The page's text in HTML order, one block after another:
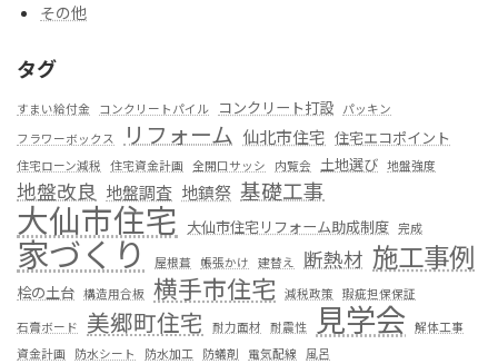
その他
タグ
すまい給付金 コンクリートパイル コンクリート打設 パッキン
フラワーボックス
リフォーム 仙北市住宅 住宅エコポイント
住宅ローン減税 住宅資金計画 全開口サッシ 内覧会 土地選び 地盤強度
地盤改良 地盤調査 地鎮祭 基礎工事
大仙市住宅 大仙市住宅リフォーム助成制度 完成
家づくり 屋根葺 帳張かけ 建替え 断熱材 施工事例
桧の土台 構造用合板 横手市住宅 減税政策 瑕疵担保保証
石膏ボード
美郷町住宅 耐力面材 耐震性 見学会 解体工事
資金計画
防水シート 防水加工 防蟻剤 電気配線
風呂